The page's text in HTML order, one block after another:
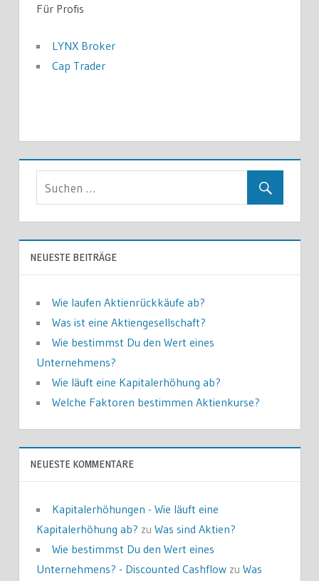
Für Profis
LYNX Broker
Cap Trader
NEUESTE BEITRÄGE
Wie laufen Aktienrückkäufe ab?
Was ist eine Aktiengesellschaft?
Wie bestimmst Du den Wert eines
Unternehmens?
Wie läuft eine Kapitalerhöhung ab?
Welche Faktoren bestimmen Aktienkurse?
NEUESTE KOMMENTARE
Kapitalerhöhungen - Wie läuft eine
Kapitalerhöhung ab? zu Was sind Aktien?
Wie bestimmst Du den Wert eines
Unternehmens? - Discounted Cashflowzu Was